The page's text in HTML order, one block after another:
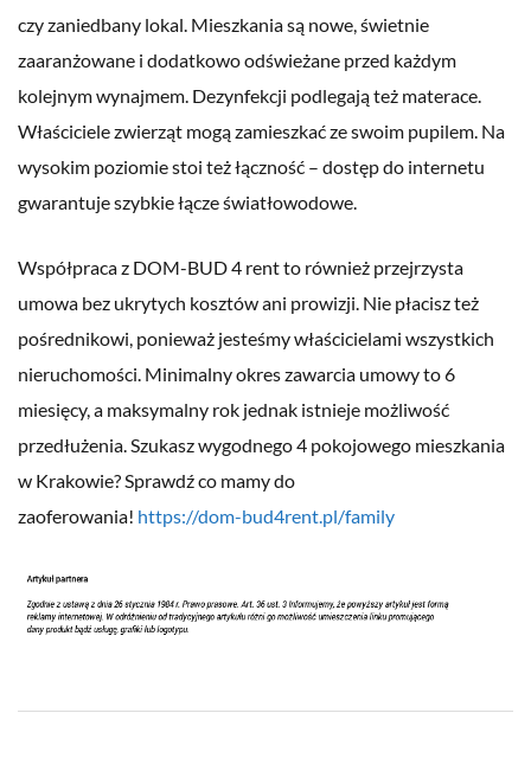
czy zaniedbany lokal. Mieszkania są nowe, świetnie
zaaranżowane i dodatkowo odświeżane przed każdym
kolejnym wynajmem. Dezynfekcji podlegają też materace.
Właściciele zwierząt mogą zamieszkać ze swoim pupilem. Na
wysokim poziomie stoi też łączność – dostęp do internetu
gwarantuje szybkie łącze światłowodowe.
Współpraca z DOM-BUD 4 rent to również przejrzysta
umowa bez ukrytych kosztów ani prowizji. Nie płacisz też
pośrednikowi, ponieważ jesteśmy właścicielami wszystkich
nieruchomości. Minimalny okres zawarcia umowy to 6
miesięcy, a maksymalny rok jednak istnieje możliwość
przedłużenia. Szukasz wygodnego 4 pokojowego mieszkania
w Krakowie? Sprawdź co mamy do
zaoferowania! https://dom-bud4rent.pl/family